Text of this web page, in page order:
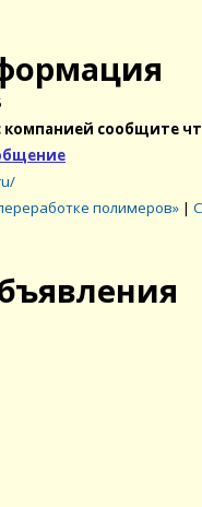
компанией сообщите
полимеров» |